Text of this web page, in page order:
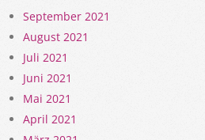
September 2021
August 2021
Juli 2021
Juni 2021
Mai 2021
April 2021